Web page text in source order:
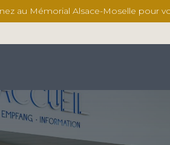
au Mémorial Alsace-Moselle pour